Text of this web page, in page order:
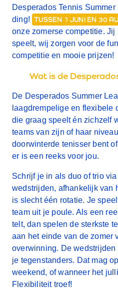
Desperados Tennis Summer
ding! TUSSEN 1 JUNI EN 30
onze zomerse competitie.
speelt, wij zorgen voor de
competitie en mooie prijzen!
Wat is de
De Desperados Summer
laagdrempelige en flexibele
die graag speelt én zichzelf
teams van zijn of haar
doorwinterde tenisser bent
er is een reeks voor jou.
Schrijf je in als duo of triovia
wedstrijden, afhankelijk van
is slecht één rotatie. Je
team uit je poule. Als een
telt, dan spelen de sterkste
aan het einde van de zomer
overwinning. De
je tegenstanders. Dat mag
weekend, of wanneer het
Flexibiliteit troef!